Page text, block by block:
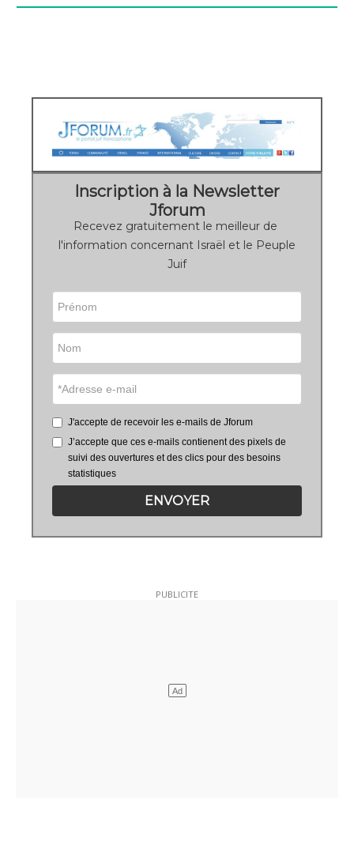
Inscription à la Newsletter
Jforum
Recevez gratuitement le meilleur de
l'information concernant Israël et le Peuple
Juif
J'accepte de recevoir les e-mails de Jforum
J’accepte que ces e-mails contienent des pixels de
suivi des ouvertures et des clics pour des besoins
statistiques
ENVOYER